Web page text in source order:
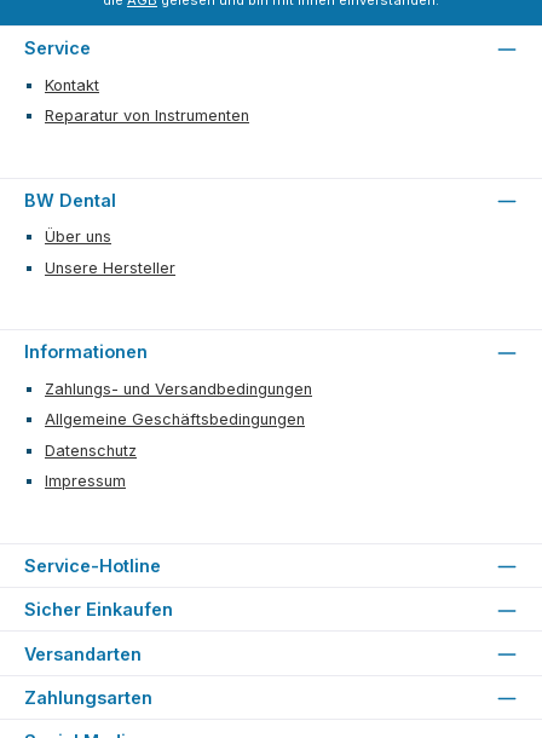
Service
Kontakt
Reparatur von Instrumenten
BW Dental
Über uns
Unsere Hersteller
Informationen
Zahlungs- und Versandbedingungen
Allgemeine Geschäftsbedingungen
Datenschutz
Impressum
Service-Hotline
Sicher Einkaufen
Versandarten
Zahlungsarten